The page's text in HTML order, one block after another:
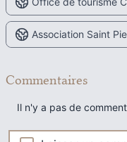
Association Saint
Commentaires
Il n'y a pas de